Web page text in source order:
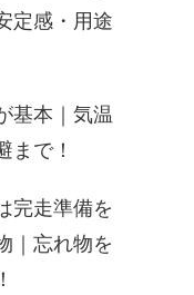
定感・用途
基本｜気温
まで！
完走準備を
｜忘れ物を